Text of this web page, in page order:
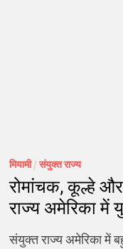
मियामी/संयुक्त राज्य
रोमांचक, कूल्हे और
राज्य अमेरिका में
संयुक्त राज्य अमेरिका में